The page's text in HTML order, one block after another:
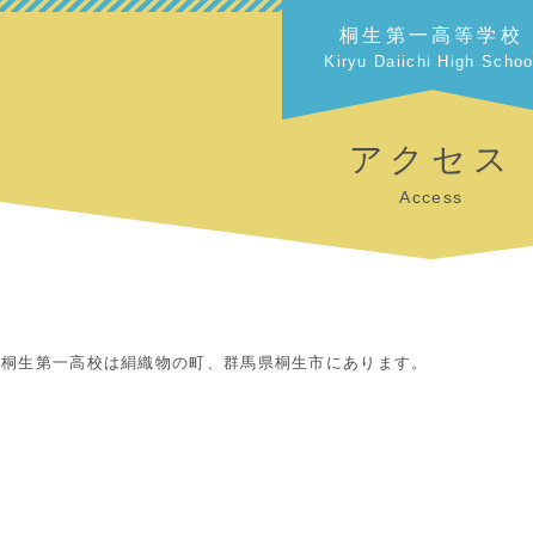
桐生第一高等学校
Kiryu Daiichi High School
アクセス
Access
桐生第一高校は絹織物の町、群馬県桐生市にあります。